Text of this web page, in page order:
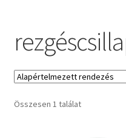
Elérhetőségek
Garancia ügyintézés
Összesen 1 találat